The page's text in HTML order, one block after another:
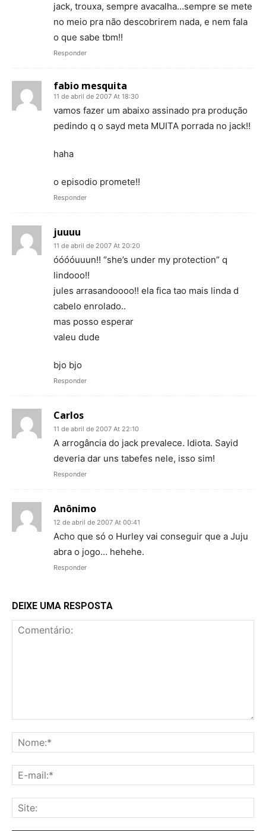
jack, trouxa, sempre avacalha…sempre se mete
no meio pra não descobrirem nada, e nem fala
o que sabe tbm!!
Responder
fabio mesquita
11 de abril de 2007 At 18:30
vamos fazer um abaixo assinado pra produção
pedindo q o sayd meta MUITA porrada no jack!!
haha
o episodio promete!!
Responder
juuuu
11 de abril de 2007 At 20:20
óóóóuuun!! “she’s under my protection” q
lindooo!!
jules arrasandoooo!! ela fica tao mais linda d
cabelo enrolado..
mas posso esperar
valeu dude
bjo bjo
Responder
Carlos
11 de abril de 2007 At 22:10
A arrogância do jack prevalece. Idiota. Sayid
deveria dar uns tabefes nele, isso sim!
Responder
Anônimo
12 de abril de 2007 At 00:41
Acho que só o Hurley vai conseguir que a Juju
abra o jogo… hehehe.
Responder
DEIXE UMA RESPOSTA